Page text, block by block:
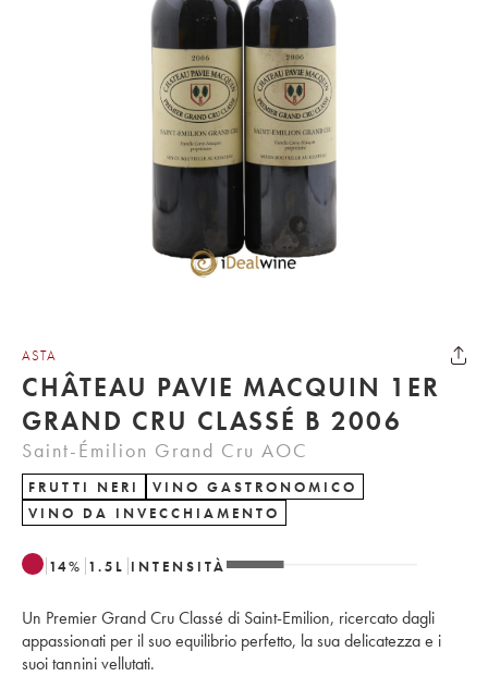
ASTA
CHÂTEAU PAVIE MACQUIN 1ER
GRAND CRU CLASSÉ B 2006
Saint-Émilion Grand Cru AOC
FRUTTI NERI
VINO GASTRONOMICO
VINO DA INVECCHIAMENTO
14% 1.5 L INTENSITÀ
Un Premier Grand Cru Classé di Saint-Emilion, ricercato dagli
appassionati per il suo equilibrio perfetto, la sua delicatezza e i
suoi tannini vellutati.